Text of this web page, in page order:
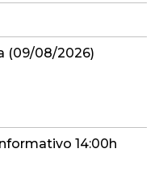
(09/08/2026)
14:00h